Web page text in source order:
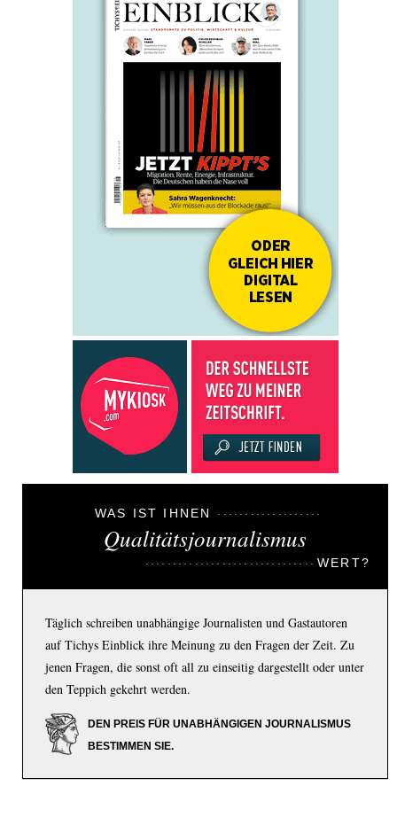
WAS IST IHNEN
Qualitätsjournalismus
WERT?
Täglich schreiben unabhängige Journalisten und Gastautoren
auf Tichys Einblick ihre Meinung zu den Fragen der Zeit. Zu
jenen Fragen, die sonst oft all zu einseitig dargestellt oder unter
den Teppich gekehrt werden.
DEN PREIS FÜR UNABHÄNGIGEN JOURNALISMUS
BESTIMMEN SIE.